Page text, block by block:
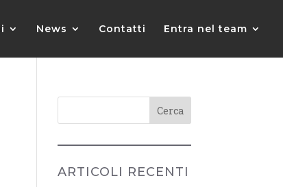
News Contatti Entra nel team
ARTICOLI RECENTI